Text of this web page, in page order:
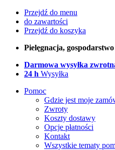
Przejdź do menu
do zawartości
Przejdź do koszyka
Pielęgnacja,
Darmowa wysyłka
24 h Wysyłka
Pomoc
Gdzie jest moje
Zwroty
Koszty dostawy
Opcje płatności
Kontakt
Wszystkie tematy